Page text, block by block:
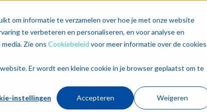
om informatie te verzamelen over hoe je met onze website
te verbeteren en personaliseren, en voor analyse en
Zie ons Cookiebeleid voor meer informatie over de cookies
Er wordt een kleine cookie in je browser geplaatst om te
instellingen Accepteren Weigeren
Diensten Sectoren Trends